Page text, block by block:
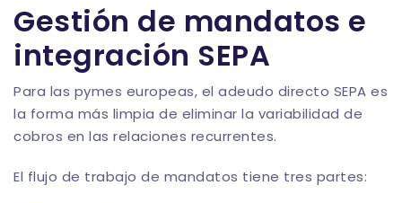
Gestión de mandatos e
integración SEPA
Para las pymes europeas, el adeudo directo SEPA es
la forma más limpia de eliminar la variabilidad de
cobros en las relaciones recurrentes.
El flujo de trabajo de mandatos tiene tres partes: